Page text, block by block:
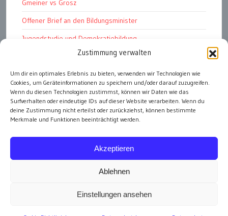
Zustimmung verwalten
Um dir ein optimales Erlebnis zu bieten, verwenden wir Technologien wie
Cookies, um Geräteinformationen zu speichern und/oder darauf zuzugreifen.
Wenn du diesen Technologien zustimmst, können wir Daten wie das
Surfverhalten oder eindeutige IDs auf dieser Website verarbeiten. Wenn du
deine Zustimmung nicht erteilst oder zurückziehst, können bestimmte
Merkmale und Funktionen beeinträchtigt werden.
Akzeptieren
Ablehnen
Einstellungen ansehen
Gmeiner vs Grosz
Offener Brief an den Bildungsminister
Jugendstudie und Demokratiebildung
Solschenizyn, Dugin und der Westen
Finanzindustrie manipuliert Schüler
Chemtrails Contrails Geoengineering
alle Artikel
Impressum